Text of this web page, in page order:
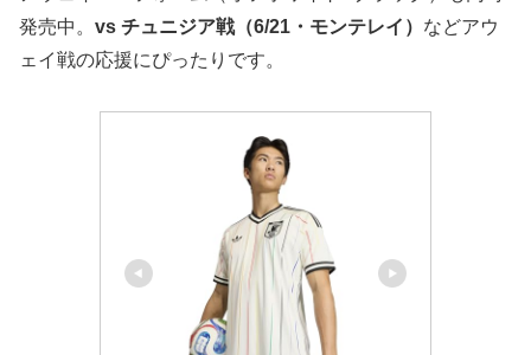
発売中。 vs チュニジア戦（6/21・モンテレイ） などアウ
ェイ戦の応援にぴったりです。